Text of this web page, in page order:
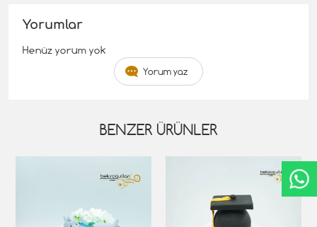
Yorumlar
Henüz yorum yok
Yorum yaz
BENZER ÜRÜNLER